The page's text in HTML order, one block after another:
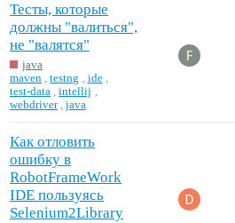
Тесты, которые
должны "валиться",
не "валятся"
java
maven
,testng ide
test-data
,intellij
webdriver ,java
Как отловить
ошибку в
RobotFrameWork
IDE пользуясь
Selenium2Library